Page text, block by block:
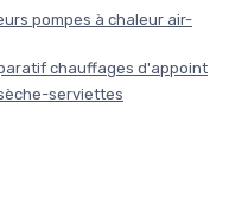
pompes à chaleur air-
chauffages d'appoint
serviettes